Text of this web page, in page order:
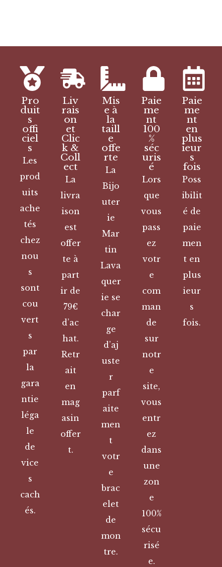
Pro
duit
s
offi
ciel
s
Les
prod
uits
ache
tés
chez
nou
s
sont
cou
vert
s
par
la
gara
ntie
léga
le
de
vice
s
cach
és.
Liv
rais
on
et
Clic
k &
Coll
ect
La
livra
ison
est
offer
te à
part
ir de
79€
d’ac
hat.
Retr
ait
en
mag
asin
offer
t.
Mis
e à
la
taill
e
offe
rte
La
Bijo
uter
ie
Mar
tin
Lava
quer
ie se
char
ge
d’aj
uste
r
parf
aite
men
t
votr
e
brac
elet
de
mon
tre.
Paie
me
nt
100
%
séc
uris
é
Lors
que
vous
pass
ez
votr
e
com
man
de
sur
notr
e
site,
vous
entr
ez
dans
une
zon
e
100%
sécu
risé
e.
Paie
me
nt
en
plus
ieur
s
fois
Poss
ibilit
é de
paie
men
t en
plus
ieur
s
fois.